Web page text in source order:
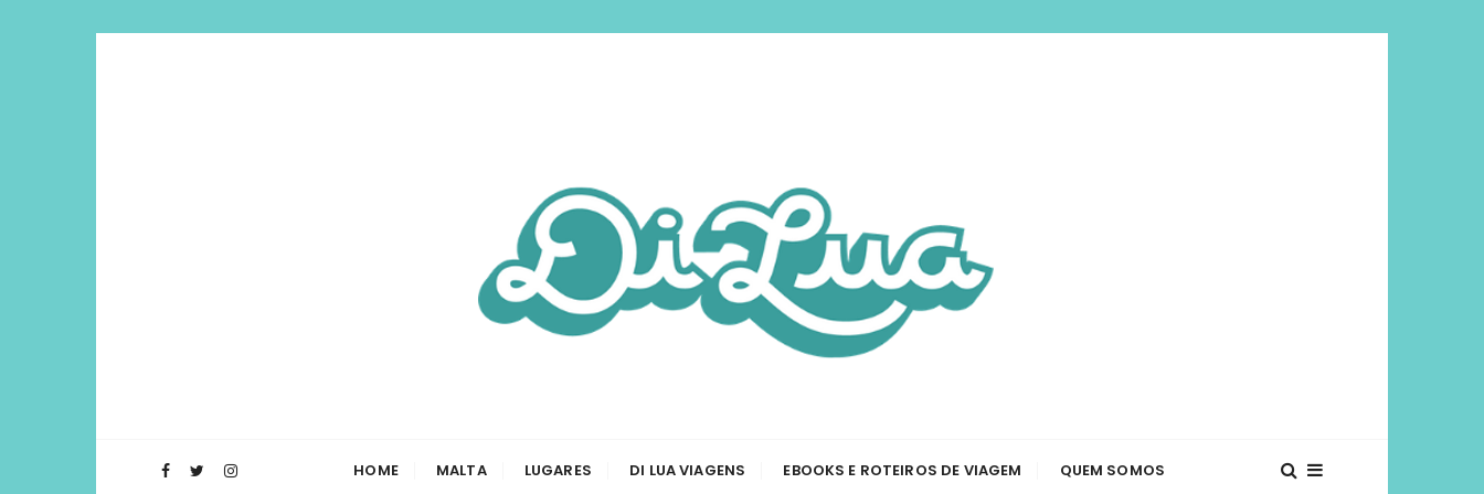
Di Lua | Inspirando você a viajar mais e
HOME MALTA LUGARES DI LUA VIAGENS EBOOKS E ROTEIROS DE VIAGEM QUEM SOMOS